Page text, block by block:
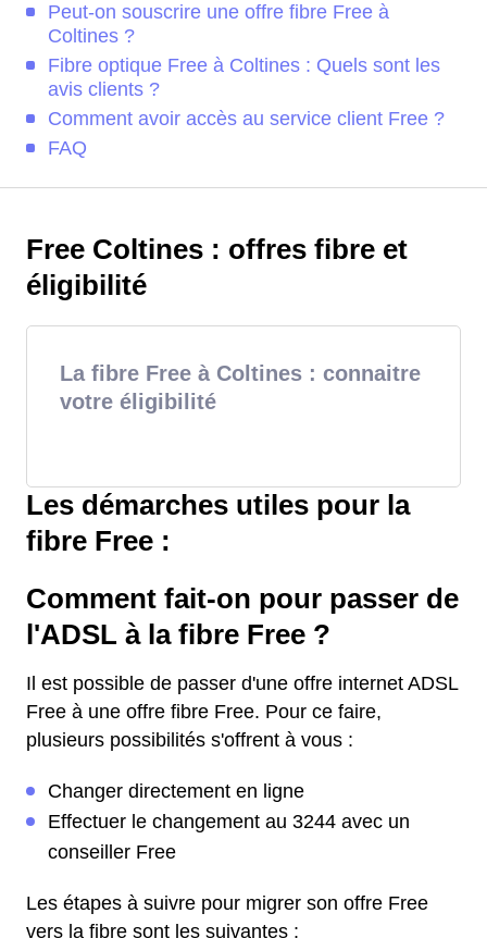
Peut-on souscrire une offre fibre Free à
Coltines ?
Fibre optique Free à Coltines : Quels sont les
avis clients ?
Comment avoir accès au service client Free ?
FAQ
Free Coltines : offres fibre et
éligibilité
La fibre Free à Coltines : connaitre
votre éligibilité
Les démarches utiles pour la
fibre Free :
Comment fait-on pour passer de
l'ADSL à la fibre Free ?
Il est possible de passer d'une offre internet ADSL
Free à une offre fibre Free. Pour ce faire,
plusieurs possibilités s'offrent à vous :
Changer directement en ligne
Effectuer le changement au 3244 avec un
conseiller Free
Les étapes à suivre pour migrer son offre Free
vers la fibre sont les suivantes :